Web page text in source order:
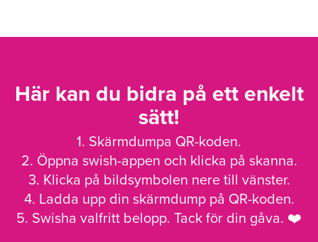
Här kan du bidra på ett enkelt
sätt!
1. Skärmdumpa QR-koden.
2. Öppna swish-appen och klicka på skanna.
3. Klicka på bildsymbolen nere till vänster.
4. Ladda upp din skärmdump på QR-koden.
5. Swisha valfritt belopp. Tack för din gåva. ❤️